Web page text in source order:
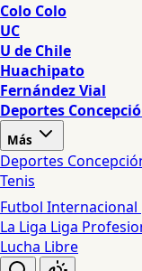
Colo Colo
UC
U de Chile
Huachipato
Fernández Vial
Deportes
Más
Deportes
Tenis
Futbol Internacional
La Liga Liga
Lucha Libre